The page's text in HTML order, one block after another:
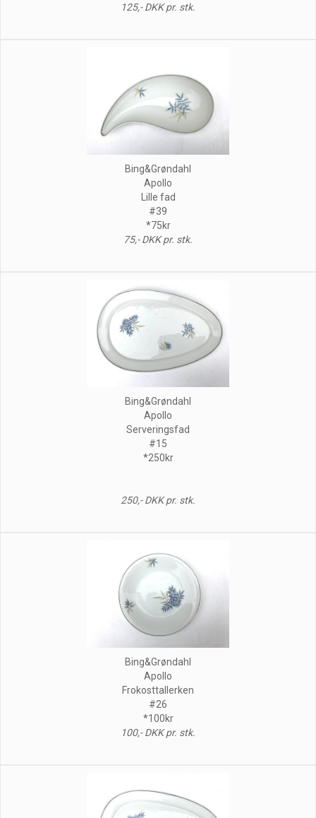
125,- DKK pr. stk.
Bing&Grøndahl
Apollo
Lille fad
#39
*75kr
75,- DKK pr. stk.
Bing&Grøndahl
Apollo
Serveringsfad
#15
*250kr
250,- DKK pr. stk.
Bing&Grøndahl
Apollo
Frokosttallerken
#26
*100kr
100,- DKK pr. stk.